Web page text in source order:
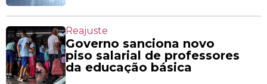
Reajuste
Governo sanciona novo
piso salarial de professores
da educação básica